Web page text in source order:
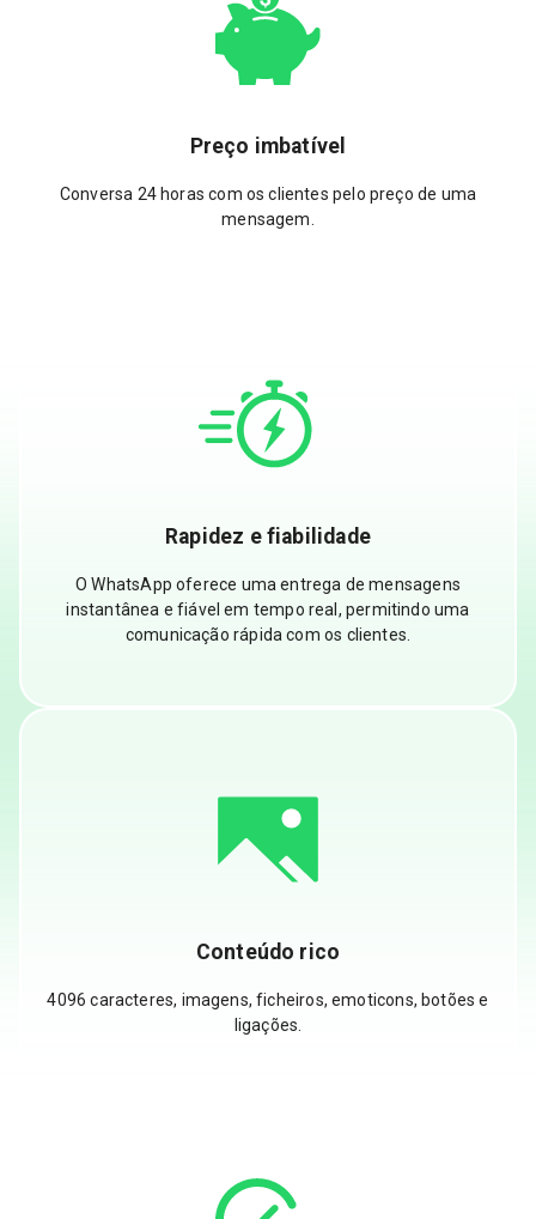
Preço imbatível
Conversa 24 horas com os clientes pelo preço de uma
mensagem.
Rapidez e fiabilidade
O WhatsApp oferece uma entrega de mensagens
instantânea e fiável em tempo real, permitindo uma
comunicação rápida com os clientes.
Conteúdo rico
4096 caracteres, imagens, ficheiros, emoticons, botões e
ligações.